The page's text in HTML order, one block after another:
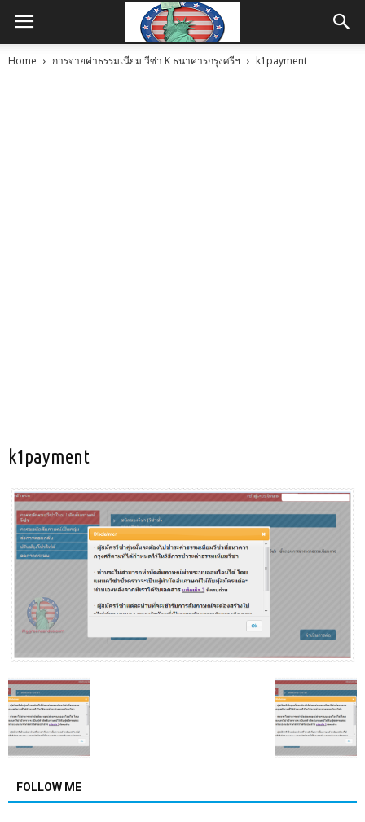
Home การจ่ายค่าธรรมเนียม วีซ่า K ธนาคารกรุงศรีฯ k1payment
k1payment
FOLLOW ME